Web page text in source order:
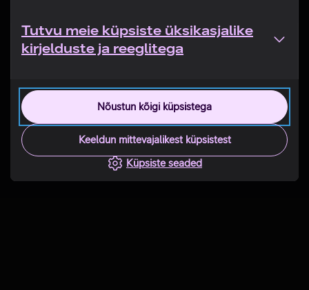
Tutvu meie küpsiste üksikasjalike
kirjelduste ja reeglitega
Nõustun kõigi küpsistega
Keeldun mittevajalikest küpsistest
Küpsiste seaded